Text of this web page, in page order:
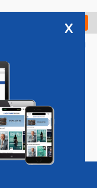
Check in
Vacatures
x